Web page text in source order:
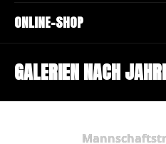
ONLINE-SHOP
GALERIEN NACH